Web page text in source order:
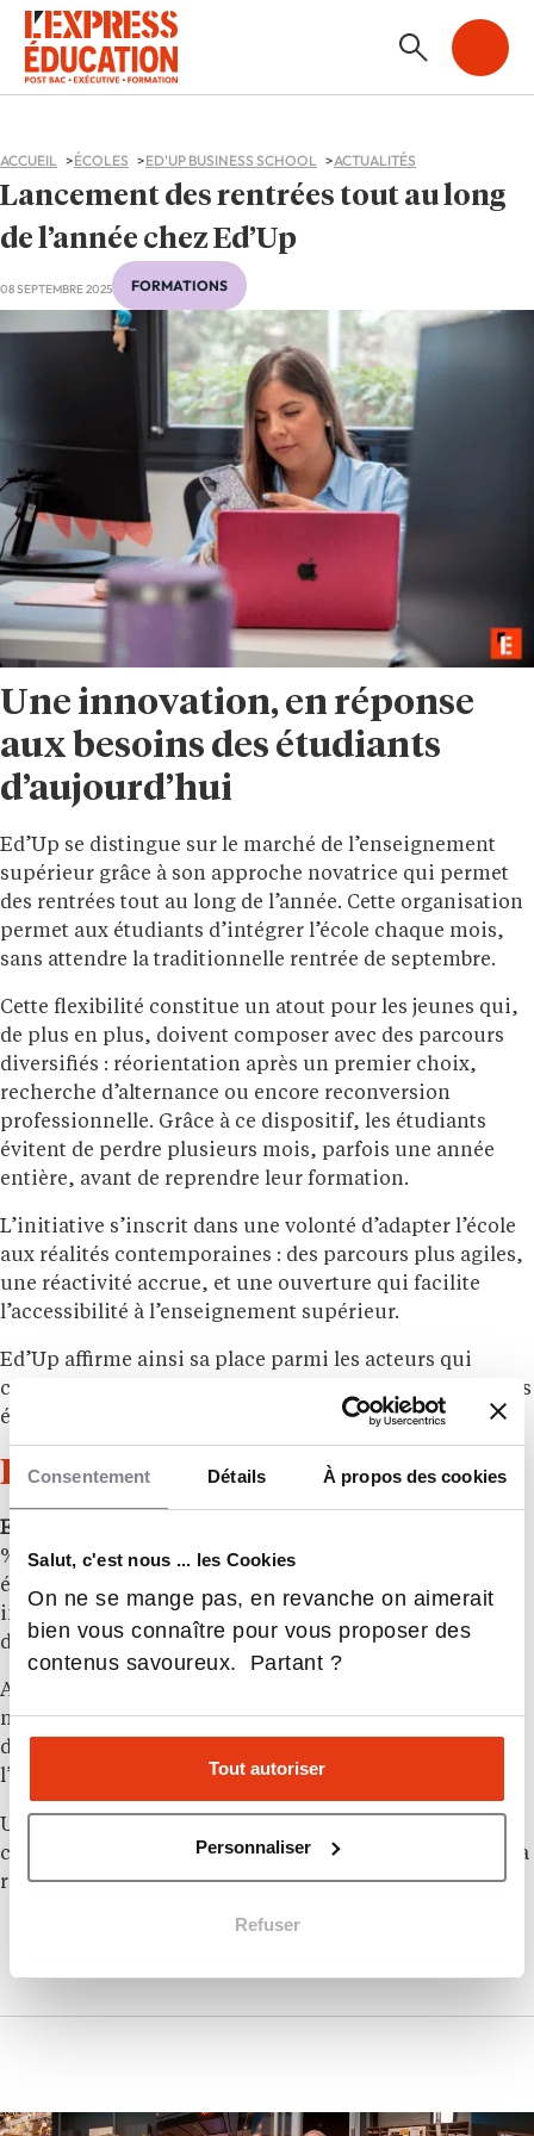
Consentement Détails À propos des cookies
Salut, c'est nous ... les Cookies
On ne se mange pas, en revanche on aimerait
bien vous connaître pour vous proposer des
contenus savoureux. Partant ?
Tout autoriser
Personnaliser
Refuser
Lancement des rentrées tout au long
de l’année chez Ed’Up
08 SEPTEMBRE 2025 FORMATIONS
ACCUEIL ÉCOLES ED'UP BUSINESS SCHOOL ACTUALITÉS
Une innovation, en réponse
aux besoins des étudiants
d’aujourd’hui
Ed’Up se distingue sur le marché de l’enseignement
supérieur grâce à son approche novatrice qui permet
des rentrées tout au long de l’année. Cette organisation
permet aux étudiants d’intégrer l’école chaque mois,
sans attendre la traditionnelle rentrée de septembre.
Cette flexibilité constitue un atout pour les jeunes qui,
de plus en plus, doivent composer avec des parcours
diversifiés : réorientation après un premier choix,
recherche d’alternance ou encore reconversion
professionnelle. Grâce à ce dispositif, les étudiants
évitent de perdre plusieurs mois, parfois une année
entière, avant de reprendre leur formation.
L’initiative s’inscrit dans une volonté d’adapter l’école
aux réalités contemporaines : des parcours plus agiles,
une réactivité accrue, et une ouverture qui facilite
l’accessibilité à l’enseignement supérieur.
Ed’Up affirme ainsi sa place parmi les acteurs qui
contribuent à repenser l’éducation pour l’aligner sur les
évolutions sociales, économiques et professionnelles.
École Ed’Up Business School
Ed’Up Business School
% en ligne orientée flexibilité et employabilité. Chaque
étudiant bénéficie d’un accompagnement
individualisé, avec un coach dédié et l’appui d’outils
digitaux, dont l’assistant pédagogique “Eddy”.
Au programme : des parcours structurés, des
masterclass animées par des experts et un réseau
d’entreprises partenaires mobilisé pour favoriser
l’alternance et l’employabilité.
Une pédagogie pensée pour préparer les étudiants à
créer de la valeur en entreprise, dès le premier jour, et à
réussir leur intégration sur le marché du travail.